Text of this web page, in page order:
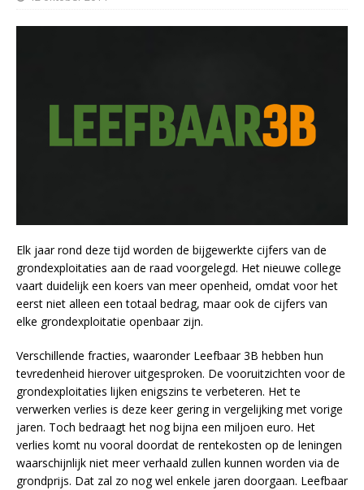
Elk jaar rond deze tijd worden de bijgewerkte cijfers van de
grondexploitaties aan de raad voorgelegd. Het nieuwe college
vaart duidelijk een koers van meer openheid, omdat voor het
eerst niet alleen een totaal bedrag, maar ook de cijfers van
elke grondexploitatie openbaar zijn.
Verschillende fracties, waaronder Leefbaar 3B hebben hun
tevredenheid hierover uitgesproken. De vooruitzichten voor de
grondexploitaties lijken enigszins te verbeteren. Het te
verwerken verlies is deze keer gering in vergelijking met vorige
jaren. Toch bedraagt het nog bijna een miljoen euro. Het
verlies komt nu vooral doordat de rentekosten op de leningen
waarschijnlijk niet meer verhaald zullen kunnen worden via de
grondprijs. Dat zal zo nog wel enkele jaren doorgaan. Leefbaar